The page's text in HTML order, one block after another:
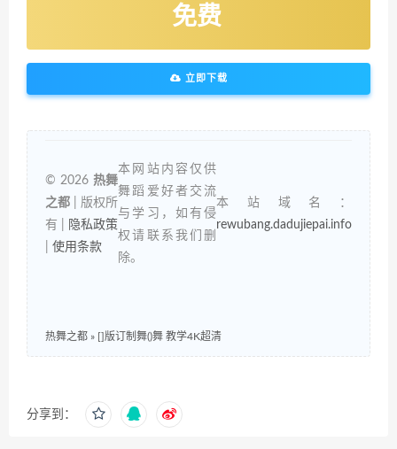
免费
立即下载
© 2026 热舞
之都 | 版权所
有 |
隐私政策
使用条款
本网站内容仅供
舞蹈爱好者交流
与学习，如有侵
权请联系我们删
除。
本站域名：
rewubang.dadujiepai.info
热舞之都 » []版订制舞()舞 教学4K超清
分享到：